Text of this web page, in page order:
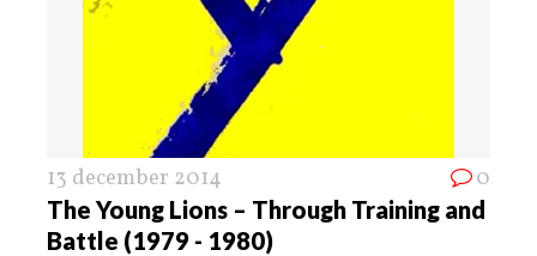
13 december 2014 0
The Young Lions – Through Training and
Battle (1979 ​- ​1980)